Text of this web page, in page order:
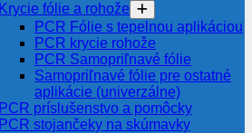
Krycie fólie a rohože
PCR Fólie s tepelnou aplikáciou
PCR krycie rohože
PCR Samopriľnavé fólie
Samopriľnavé fólie pre ostatné
aplikácie (univerzálne)
PCR príslušenstvo a pomôcky
PCR stojančeky na skúmavky